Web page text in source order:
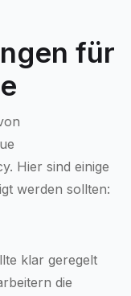
für
Hier sind einige
werden sollten:
klar geregelt
die